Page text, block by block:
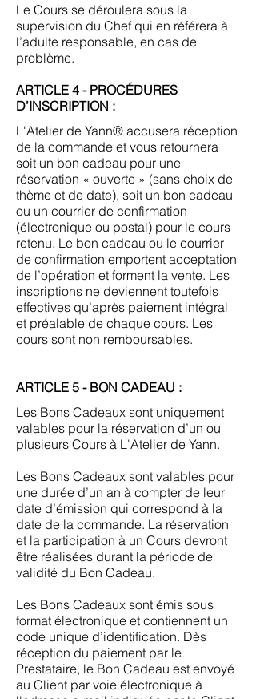
Le Cours se déroulera sous la
supervision du Chef qui en référera à
l’adulte responsable, en cas de
problème.
ARTICLE 4 - PROCÉDURES
D’INSCRIPTION :
L'Atelier de Yann® accusera réception
de la commande et vous retournera
soit un bon cadeau pour une
réservation « ouverte » (sans choix de
thème et de date), soit un bon cadeau
ou un courrier de confirmation
(électronique ou postal) pour le cours
retenu. Le bon cadeau ou le courrier
de confirmation emportent acceptation
de l’opération et forment la vente. Les
inscriptions ne deviennent toutefois
effectives qu’après paiement intégral
et préalable de chaque cours. Les
cours sont non remboursables.
ARTICLE 5 - BON CADEAU :
Les Bons Cadeaux sont uniquement
valables pour la réservation d’un ou
plusieurs Cours à L'Atelier de Yann.
Les Bons Cadeaux sont valables pour
une durée d’un an à compter de leur
date d’émission qui correspond à la
date de la commande. La réservation
et la participation à un Cours devront
être réalisées durant la période de
validité du Bon Cadeau.
Les Bons Cadeaux sont émis sous
format électronique et contiennent un
code unique d’identification. Dès
réception du paiement par le
Prestataire, le Bon Cadeau est envoyé
au Client par voie électronique à